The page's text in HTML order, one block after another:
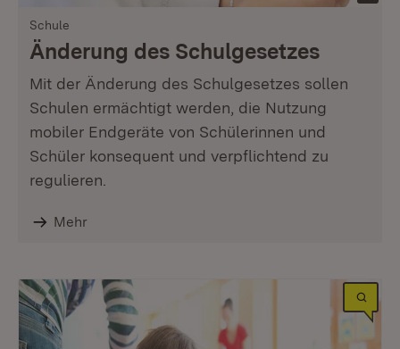
Schule
Änderung des Schulgesetzes
Mit der Änderung des Schulgesetzes sollen
Schulen ermächtigt werden, die Nutzung
mobiler Endgeräte von Schülerinnen und
Schüler konsequent und verpflichtend zu
regulieren.
Mehr